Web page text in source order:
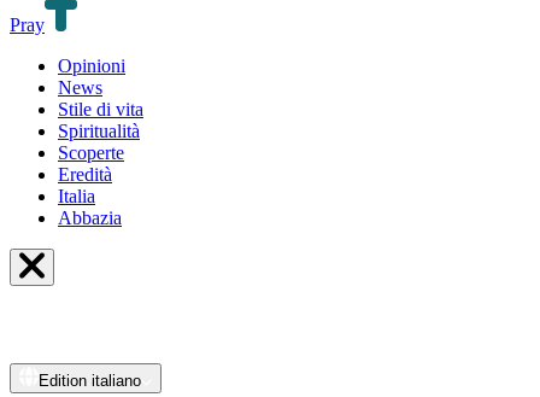
Pray
Opinioni
News
Stile di vita
Spiritualità
Scoperte
Eredità
Italia
Abbazia
Edition italiano